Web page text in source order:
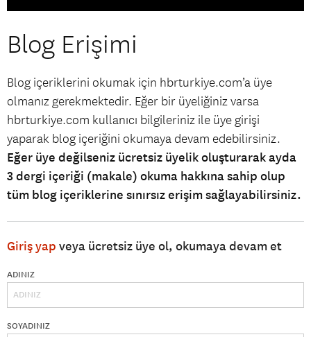
Blog Erişimi
Blog içeriklerini okumak için hbrturkiye.com’a üye
olmanız gerekmektedir. Eğer bir üyeliğiniz varsa
hbrturkiye.com kullanıcı bilgileriniz ile üye girişi
yaparak blog içeriğini okumaya devam edebilirsiniz.
Eğer üye değilseniz ücretsiz üyelik oluşturarak ayda
3 dergi içeriği (makale) okuma hakkına sahip olup
tüm blog içeriklerine sınırsız erişim sağlayabilirsiniz.
Giriş yap veya ücretsiz üye ol, okumaya devam et
ADINIZ
SOYADINIZ